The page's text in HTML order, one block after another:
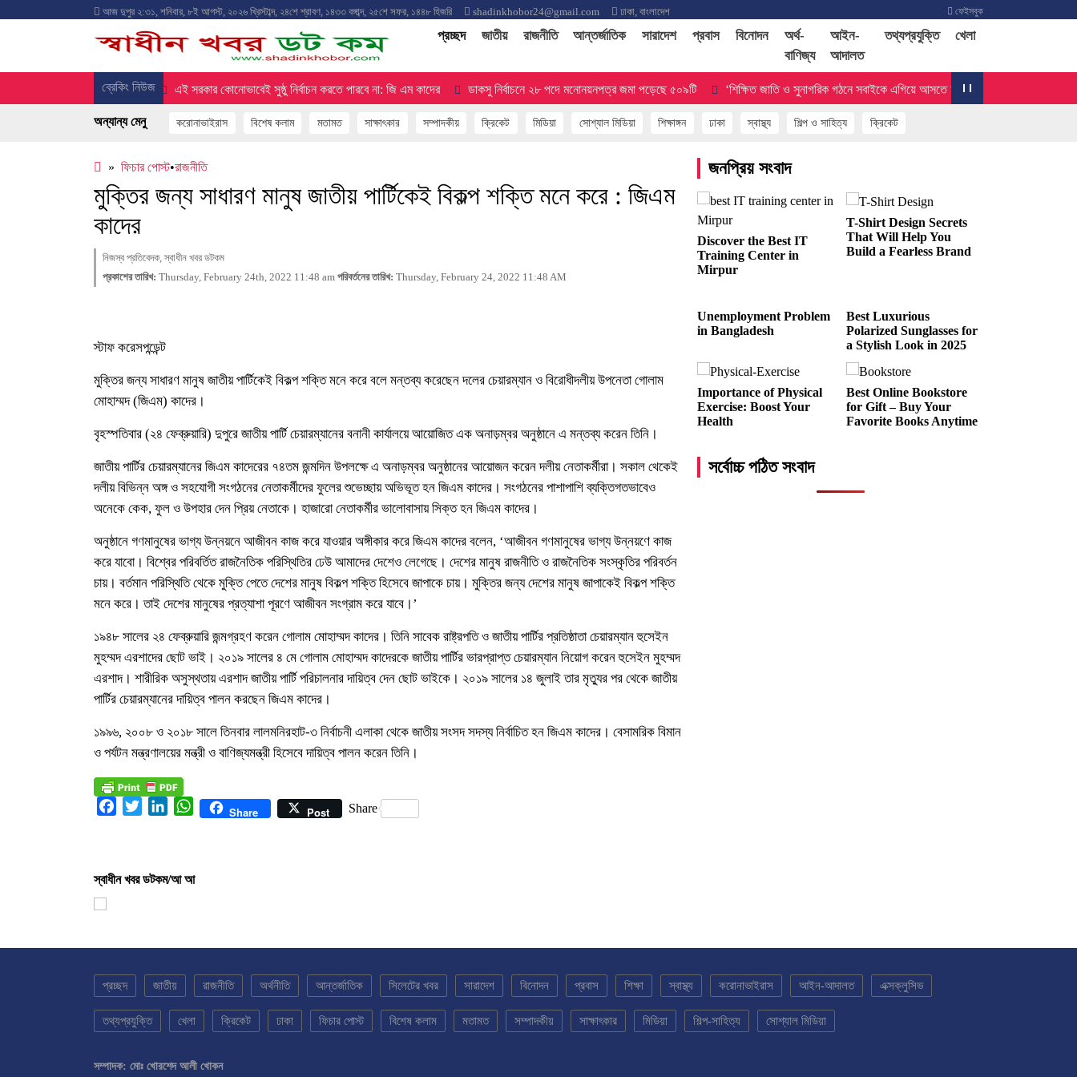
আজ দুপুর ২:৩১, শনিবার, ৮ই আগস্ট, ২০২৬ খ্রিস্টাব্দ, ২৪শে শ্রাবণ, ১৪৩৩ বঙ্গাব্দ, ২৫শে সফর, ১৪৪৮ হিজরি shadinkhobor24@gmail.com ঢাকা, বাংলাদেশ ফেইসবুক
প্রচ্ছদ(current)
জাতীয় রাজনীতি আন্তর্জাতিক সারাদেশ প্রবাস বিনোদন
অর্থ-
বাণিজ্য
আইন-
আদালত
তথ্যপ্রযুক্তি খেলা
ব্রেকিং নিউজ
Election Thoughts এই সরকার কোনোভাবেই সুষ্ঠু নির্বাচন করতে পারবে না: জি এম কাদের ডাকসু নির্বাচনে ২৮ পদে মনোনয়নপত্র জমা পড়েছে ৫০৯টি ‘শিক্ষিত জাতি ও সুনাগরিক গঠনে সবাইকে এগিয়ে আসতে হবে’
অন্যান্য মেনু করোনাভাইরাস বিশেষ কলাম মতামত সাক্ষাৎকার সম্পাদকীয় ক্রিকেট মিডিয়া সোশ্যাল মিডিয়া শিক্ষাঙ্গন ঢাকা স্বাস্থ্য শিল্প ও সাহিত্য ক্রিকেট
» ফিচার পোস্ট•রাজনীতি
মুক্তির জন্য সাধারণ মানুষ জাতীয় পার্টিকেই বিকল্প শক্তি মনে করে : জিএম
কাদের
নিজস্ব প্রতিবেদক, স্বাধীন খবর ডটকম
প্রকাশের তারিখ: Thursday, February 24th, 2022 11:48 am পরিবর্তনের তারিখ: Thursday, February 24, 2022 11:48 AM
স্টাফ করেসপন্ডেন্ট
মুক্তির জন্য সাধারণ মানুষ জাতীয় পার্টিকেই বিকল্প শক্তি মনে করে বলে মন্তব্য করেছেন দলের চেয়ারম্যান ও বিরোধীদলীয় উপনেতা গোলাম
মোহাম্মদ (জিএম) কাদের।
বৃহস্পতিবার (২৪ ফেব্রুয়ারি) দুপুরে জাতীয় পার্টি চেয়ারম্যানের বনানী কার্যালয়ে আয়োজিত এক অনাড়ম্বর অনুষ্ঠানে এ মন্তব্য করেন তিনি।
জাতীয় পার্টির চেয়ারম্যানের জিএম কাদেরের ৭৪তম জন্মদিন উপলক্ষে এ অনাড়ম্বর অনুষ্ঠানের আয়োজন করেন দলীয় নেতাকর্মীরা। সকাল থেকেই
দলীয় বিভিন্ন অঙ্গ ও সহযোগী সংগঠনের নেতাকর্মীদের ফুলের শুভেচ্ছায় অভিভূত হন জিএম কাদের। সংগঠনের পাশাপাশি ব্যক্তিগতভাবেও
অনেকে কেক, ফুল ও উপহার দেন প্রিয় নেতাকে। হাজারো নেতাকর্মীর ভালোবাসায় সিক্ত হন জিএম কাদের।
অনুষ্ঠানে গণমানুষের ভাগ্য উন্নয়নে আজীবন কাজ করে যাওয়ার অঙ্গীকার করে জিএম কাদের বলেন, ‘আজীবন গণমানুষের ভাগ্য উন্নয়ণে কাজ
করে যাবো। বিশ্বের পরিবর্তিত রাজনৈতিক পরিস্থিতির ঢেউ আমাদের দেশেও লেগেছে। দেশের মানুষ রাজনীতি ও রাজনৈতিক সংস্কৃতির পরিবর্তন
চায়। বর্তমান পরিস্থিতি থেকে মুক্তি পেতে দেশের মানুষ বিকল্প শক্তি হিসেবে জাপাকে চায়। মুক্তির জন্য দেশের মানুষ জাপাকেই বিকল্প শক্তি
মনে করে। তাই দেশের মানুষের প্রত্যাশা পূরণে আজীবন সংগ্রাম করে যাবে।’
১৯৪৮ সালের ২৪ ফেব্রুয়ারি জন্মগ্রহণ করেন গোলাম মোহাম্মদ কাদের। তিনি সাবেক রাষ্ট্রপতি ও জাতীয় পার্টির প্রতিষ্ঠাতা চেয়ারম্যান হুসেইন
মুহম্মদ এরশাদের ছোট ভাই। ২০১৯ সালের ৪ মে গোলাম মোহাম্মদ কাদেরকে জাতীয় পার্টির ভারপ্রাপ্ত চেয়ারম্যান নিয়োগ করেন হুসেইন মুহম্মদ
এরশাদ। শারীরিক অসুস্থতায় এরশাদ জাতীয় পার্টি পরিচালনার দায়িত্ব দেন ছোট ভাইকে। ২০১৯ সালের ১৪ জুলাই তার মৃত্যুর পর থেকে জাতীয়
পার্টির চেয়ারম্যানের দায়িত্ব পালন করছেন জিএম কাদের।
১৯৯৬, ২০০৮ ও ২০১৮ সালে তিনবার লালমনিরহাট-৩ নির্বাচনী এলাকা থেকে জাতীয় সংসদ সদস্য নির্বাচিত হন জিএম কাদের। বেসামরিক বিমান
ও পর্যটন মন্ত্রণালয়ের মন্ত্রী ও বাণিজ্যমন্ত্রী হিসেবে দায়িত্ব পালন করেন তিনি।
FacebookTwitterLinkedInWhatsAppShare Post Share
স্বাধীন খবর ডটকম/আ আ
জনপ্রিয় সংবাদ
Discover the Best IT
Training Center in
Mirpur
T-Shirt Design Secrets
That Will Help You
Build a Fearless Brand
Unemployment Problem
in Bangladesh
Best Luxurious
Polarized Sunglasses for
a Stylish Look in 2025
Importance of Physical
Exercise: Boost Your
Health
Best Online Bookstore
for Gift – Buy Your
Favorite Books Anytime
সর্বোচ্চ পঠিত সংবাদ
প্রচ্ছদ জাতীয় রাজনীতি অর্থনীতি আন্তর্জাতিক সিলেটের খবর সারাদেশ বিনোদন প্রবাস শিক্ষা স্বাস্থ্য করোনাভাইরাস আইন-আদালত এক্সক্লুসিভ
তথ্যপ্রযুক্তি খেলা ক্রিকেট ঢাকা ফিচার পোস্ট বিশেষ কলাম মতামত সম্পাদকীয় সাক্ষাৎকার মিডিয়া শিল্প-সাহিত্য সোশ্যাল মিডিয়া
সম্পাদক: মোঃ খোরশেদ আলী খোকন